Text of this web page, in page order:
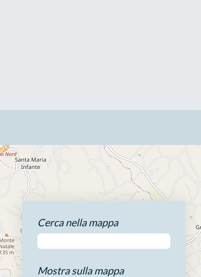
Cerca nella mappa
Mostra sulla mappa